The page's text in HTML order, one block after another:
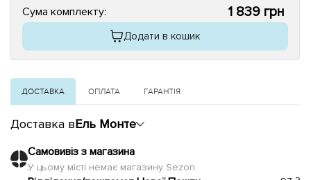
Сума комплекту: 1 839 грн
Додати в кошик
ДОСТАВКА ОПЛАТА ГАРАНТІЯ
Доставка вЕль Монте
Самовивіз з магазина
У цьому місті немає магазину Sezon